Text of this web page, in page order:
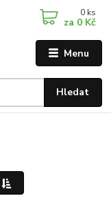
Menu
Hledat
0 ks
za 0 Kč